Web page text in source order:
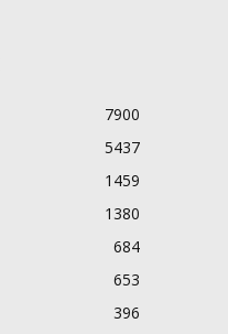
7900
5437
1459
1380
684
653
396